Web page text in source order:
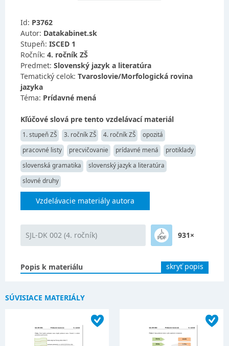
Id: P3762
Autor: Datakabinet.sk
Stupeň: ISCED 1
Ročník: 4. ročník ZŠ
Predmet: Slovenský jazyk a literatúra
Tematický celok: Tvaroslovie/Morfologická rovina
jazyka
Téma: Prídavné mená
Kľúčové slová pre tento vzdelávací materiál
1. stupeň ZŠ 3. ročník ZŠ 4. ročník ZŠ
opozitá
pracovné listy
precvičovanie prídavné mená
protiklady
slovenská gramatika
slovenský jazyk a literatúra
slovné druhy
Vzdelávacie materiály autora
SJL-DK 002 (4. ročník) 931×
Popis k materiálu skryť popis
SÚVISIACE MATERIÁLY